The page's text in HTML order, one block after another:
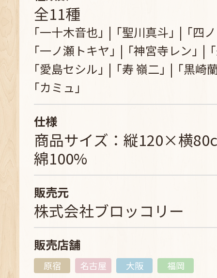
全11種
｢一十木音也｣ ｢聖川真斗｣
｢四
｢一ノ瀬トキヤ｣
｢神宮寺レン｣
｢愛島セシル｣
｢寿 嶺二｣
｢黒崎
｢カミュ｣
仕様
商品サイズ：縦120×横
綿100%
販売元
株式会社ブロッコリー
販売店舗
原宿 名古屋 大阪 福岡